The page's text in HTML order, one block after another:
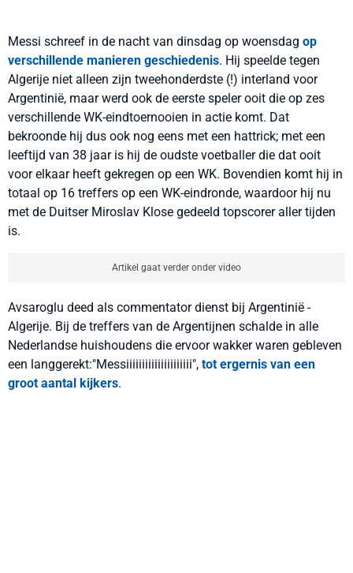
Messi schreef in de nacht van dinsdag op woensdag op
verschillende manieren geschiedenis. Hij speelde tegen
Algerije niet alleen zijn tweehonderdste (!) interland voor
Argentinië, maar werd ook de eerste speler ooit die op zes
verschillende WK-eindtoernooien in actie komt. Dat
bekroonde hij dus ook nog eens met een hattrick; met een
leeftijd van 38 jaar is hij de oudste voetballer die dat ooit
voor elkaar heeft gekregen op een WK. Bovendien komt hij in
totaal op 16 treffers op een WK-eindronde, waardoor hij nu
met de Duitser Miroslav Klose gedeeld topscorer aller tijden
is.
Artikel gaat verder onder video
Avsaroglu deed als commentator dienst bij Argentinië -
Algerije. Bij de treffers van de Argentijnen schalde in alle
Nederlandse huishoudens die ervoor wakker waren gebleven
een langgerekt:"Messiiiiiiiiiiiiiiiiiiiii", tot ergernis van een
groot aantal kijkers.